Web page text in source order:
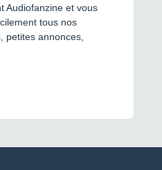
Audiofanzine et vous
tous nos
petites annonces,